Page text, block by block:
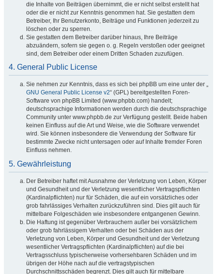
die Inhalte von Beiträgen übernimmt, die er nicht selbst erstellt hat
oder die er nicht zur Kenntnis genommen hat. Sie gestatten dem
Betreiber, Ihr Benutzerkonto, Beiträge und Funktionen jederzeit zu
löschen oder zu sperren.
Sie gestatten dem Betreiber darüber hinaus, Ihre Beiträge
abzuändern, sofern sie gegen o. g. Regeln verstoßen oder geeignet
sind, dem Betreiber oder einem Dritten Schaden zuzufügen.
4. General Public License
Sie nehmen zur Kenntnis, dass es sich bei phpBB um eine unter der „
GNU General Public License v2“ (GPL) bereitgestellten Foren-
Software von phpBB Limited (www.phpbb.com) handelt;
deutschsprachige Informationen werden durch die deutschsprachige
Community unter www.phpbb.de zur Verfügung gestellt. Beide haben
keinen Einfluss auf die Art und Weise, wie die Software verwendet
wird. Sie können insbesondere die Verwendung der Software für
bestimmte Zwecke nicht untersagen oder auf Inhalte fremder Foren
Einfluss nehmen.
5. Gewährleistung
Der Betreiber haftet mit Ausnahme der Verletzung von Leben, Körper
und Gesundheit und der Verletzung wesentlicher Vertragspflichten
(Kardinalpflichten) nur für Schäden, die auf ein vorsätzliches oder
grob fahrlässiges Verhalten zurückzuführen sind. Dies gilt auch für
mittelbare Folgeschäden wie insbesondere entgangenen Gewinn.
Die Haftung ist gegenüber Verbrauchern außer bei vorsätzlichem
oder grob fahrlässigem Verhalten oder bei Schäden aus der
Verletzung von Leben, Körper und Gesundheit und der Verletzung
wesentlicher Vertragspflichten (Kardinalpflichten) auf die bei
Vertragsschluss typischerweise vorhersehbaren Schäden und im
übrigen der Höhe nach auf die vertragstypischen
Durchschnittsschäden begrenzt. Dies gilt auch für mittelbare